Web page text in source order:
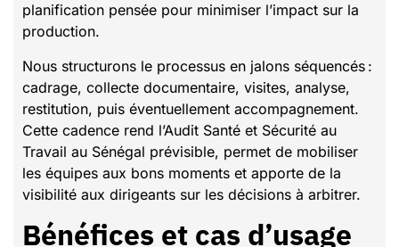
planification pensée pour minimiser l’impact sur la
production.
Nous structurons le processus en jalons séquencés :
cadrage, collecte documentaire, visites, analyse,
restitution, puis éventuellement accompagnement.
Cette cadence rend l’Audit Santé et Sécurité au
Travail au Sénégal prévisible, permet de mobiliser
les équipes aux bons moments et apporte de la
visibilité aux dirigeants sur les décisions à arbitrer.
Bénéfices et cas d’usage